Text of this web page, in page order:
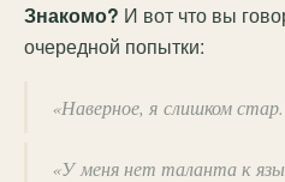
Знакомо? И вот что вы
очередной попытки:
«Наверное, я слишком
«У меня нет таланта к